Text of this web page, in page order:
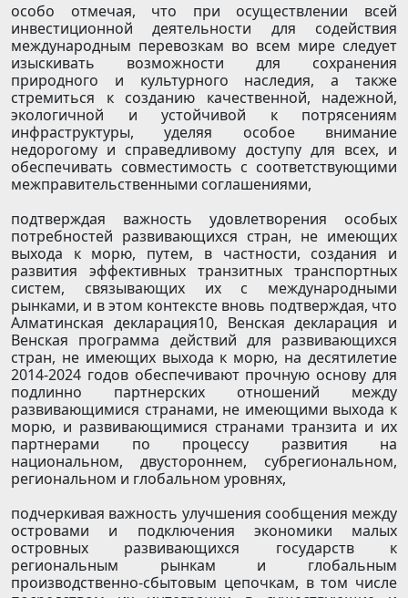
особо отмечая, что при осуществлении всей
инвестиционной деятельности для содействия
международным перевозкам во всем мире следует
изыскивать возможности для сохранения
природного и культурного наследия, а также
стремиться к созданию качественной, надежной,
экологичной и устойчивой к потрясениям
инфраструктуры, уделяя особое внимание
недорогому и справедливому доступу для всех, и
обеспечивать совместимость с соответствующими
межправительственными соглашениями,
подтверждая важность удовлетворения особых
потребностей развивающихся стран, не имеющих
выхода к морю, путем, в частности, создания и
развития эффективных транзитных транспортных
систем, связывающих их с международными
рынками, и в этом контексте вновь подтверждая, что
Алматинская декларация10, Венская декларация и
Венская программа действий для развивающихся
стран, не имеющих выхода к морю, на десятилетие
2014-2024 годов обеспечивают прочную основу для
подлинно партнерских отношений между
развивающимися странами, не имеющими выхода к
морю, и развивающимися странами транзита и их
партнерами по процессу развития на
национальном, двустороннем, субрегиональном,
региональном и глобальном уровнях,
подчеркивая важность улучшения сообщения между
островами и подключения экономики малых
островных развивающихся государств к
региональным рынкам и глобальным
производственно-сбытовым цепочкам, в том числе